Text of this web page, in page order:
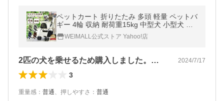
ペットカート 折りたたみ 多頭 軽量 ペットバ
ギー 4輪 収納 耐荷重15kg 中型犬 小型犬 介
護用 散歩用 犬 猫 カート シニア犬
WEIMALL公式ストア Yahoo!店
2匹の犬を乗せるため購入しました。店頭… 2024/7/17
3
重量感 ： 普通、 押しやすさ ： 普通